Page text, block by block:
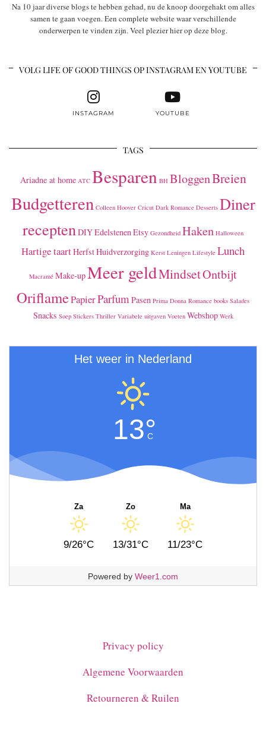
Na 10 jaar diverse blogs te hebben gehad, nu de knoop doorgehakt om alles
samen te gaan voegen. Een complete website waar verschillende
onderwerpen te vinden zijn. Veel plezier hier op deze blog.
VOLG LIFE OF GOOD THINGS OP INSTAGRAM EN YOUTUBE
INSTAGRAM YOUTUBE
TAGS
Ariadne at home ATC Besparen BH BloggenBreien
Budgetteren Colleen Hoover Cricut Dark Romance Desserts Diner
receptenDIYEdelstenenEtsy Gezondheid Haken Halloween
Hartige taartHerfstHuidverzorging Kerst Leningen Lifestyle Lunch
Macramé Make-upMeer geldMindsetOntbijt
OriflamePapierParfumPasen Prima Donna Romance books Salades
Snacks Soep Stickers Thriller Variabele uitgaven Voeten Webshop Werk
Het weer in Nederland
13°
C
Za
9/26°C
Zo
13/31°C
Ma
11/23°C
Powered by Weer1.com
Privacy policy
Algemene Voorwaarden
Retourneren & Ruilen